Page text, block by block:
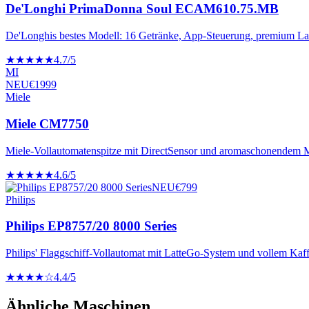
De'Longhi PrimaDonna Soul ECAM610.75.MB
De'Longhis bestes Modell: 16 Getränke, App-Steuerung, premium
★★★★★4.7/5
MI
NEU€1999
Miele
Miele CM7750
Miele-Vollautomatenspitze mit DirectSensor und aromaschonendem
★★★★★4.6/5
NEU€799
Philips
Philips EP8757/20 8000 Series
Philips' Flaggschiff-Vollautomat mit LatteGo-System und vollem
★★★★☆4.4/5